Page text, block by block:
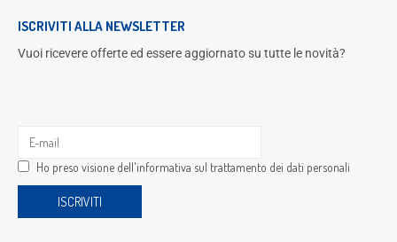
ISCRIVITI ALLA NEWSLETTER
Vuoi ricevere offerte ed essere aggiornato su tutte le novità?
Ho preso visione dell'informativa sul trattamento dei dati personali